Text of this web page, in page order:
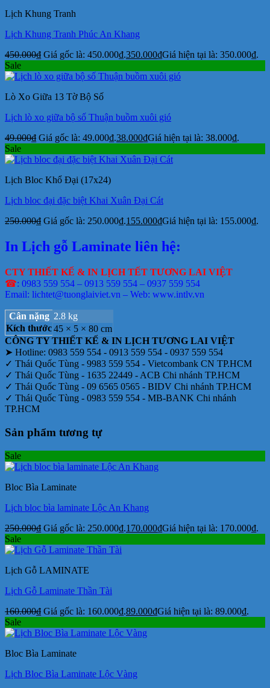
Lịch Khung Tranh
Lịch Khung Tranh Phúc An Khang
450.000₫ Giá gốc là: 450.000₫.350.000₫Giá hiện tại là: 350.000₫.
Sale
Lò Xo Giữa 13 Tờ Bộ Số
Lịch lò xo giữa bộ số Thuận buồm xuôi gió
49.000₫ Giá gốc là: 49.000₫.38.000₫Giá hiện tại là: 38.000₫.
Sale
Lịch Bloc Khổ Đại (17x24)
Lịch bloc đại đặc biệt Khai Xuân Đại Cát
250.000₫ Giá gốc là: 250.000₫.155.000₫Giá hiện tại là: 155.000₫.
In Lịch gỗ Laminate liên hệ:
CTY THIẾT KẾ & IN LỊCH TẾT TƯƠNG LAI VIỆT
☎: 0983 559 554 – 0913 559 554 – 0937 559 554
Email: lichtet@tuonglaiviet.vn – Web: www.intlv.vn
Cân nặng 2.8 kg
Kích thước45 × 5 × 80 cm
CÔNG TY THIẾT KẾ & IN LỊCH TƯƠNG LAI VIỆT
➤ Hotline: 0983 559 554 - 0913 559 554 - 0937 559 554
✓ Thái Quốc Tùng - 9983 559 554 - Vietcombank CN TP.HCM
✓ Thái Quốc Tùng - 1635 22449 - ACB Chi nhánh TP.HCM
✓ Thái Quốc Tùng - 09 6565 0565 - BIDV Chi nhánh TP.HCM
✓ Thái Quốc Tùng - 0983 559 554 - MB-BANK Chi nhánh
TP.HCM
Sản phẩm tương tự
Sale
Bloc Bìa Laminate
Lịch bloc bìa laminate Lộc An Khang
250.000₫ Giá gốc là: 250.000₫.170.000₫Giá hiện tại là: 170.000₫.
Sale
Lịch Gỗ LAMINATE
Lịch Gỗ Laminate Thần Tài
160.000₫ Giá gốc là: 160.000₫.89.000₫Giá hiện tại là: 89.000₫.
Sale
Bloc Bìa Laminate
Lịch Bloc Bìa Laminate Lộc Vàng